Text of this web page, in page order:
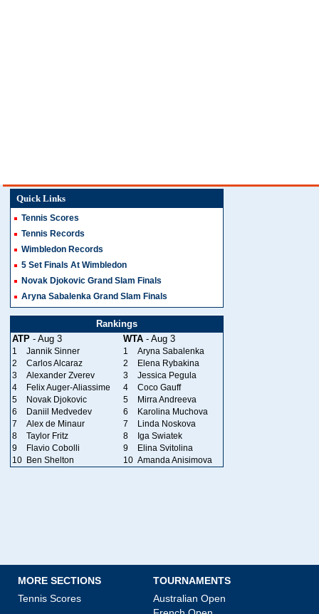
Quick Links
Tennis Scores
Tennis Records
Wimbledon Records
5 Set Finals At Wimbledon
Novak Djokovic Grand Slam Finals
Aryna Sabalenka Grand Slam Finals
Rankings
ATP - Aug 3 WTA - Aug 3
1 Jannik Sinner 1
Aryna Sabalenka
2
Carlos Alcaraz 2
Elena Rybakina
3
Alexander Zverev 3
Jessica Pegula
4
Felix Auger-Aliassime 4
Coco Gauff
5
Novak Djokovic 5
Mirra Andreeva
6
Daniil Medvedev 6
Karolina Muchova
7
Alex de Minaur 7
Linda Noskova
8
Taylor Fritz 8
Iga Swiatek
9
Flavio Cobolli 9
Elina Svitolina
10 Ben Shelton 10 Amanda Anisimova
MORE SECTIONS
Tennis Scores
TOURNAMENTS
Australian Open